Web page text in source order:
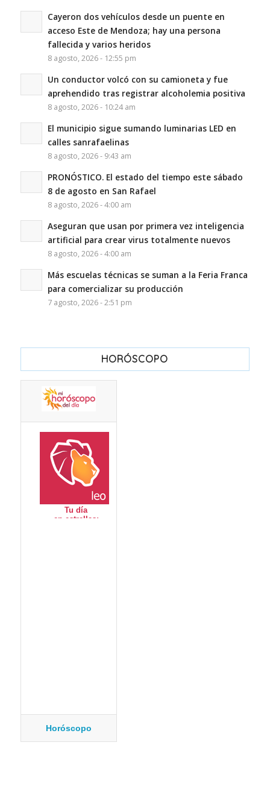
Cayeron dos vehículos desde un puente en
acceso Este de Mendoza; hay una persona
fallecida y varios heridos
8 agosto, 2026 - 12:55 pm
Un conductor volcó con su camioneta y fue
aprehendido tras registrar alcoholemia positiva
8 agosto, 2026 - 10:24 am
El municipio sigue sumando luminarias LED en
calles sanrafaelinas
8 agosto, 2026 - 9:43 am
PRONÓSTICO. El estado del tiempo este sábado
8 de agosto en San Rafael
8 agosto, 2026 - 4:00 am
Aseguran que usan por primera vez inteligencia
artificial para crear virus totalmente nuevos
8 agosto, 2026 - 4:00 am
Más escuelas técnicas se suman a la Feria Franca
para comercializar su producción
7 agosto, 2026 - 2:51 pm
HORÓSCOPO
Horóscopo